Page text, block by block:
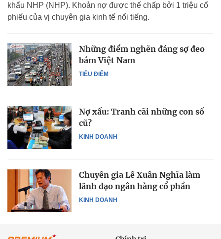
khẩu NHP (NHP). Khoản nợ được thế chấp bởi 1 triệu cổ
phiếu của vị chuyên gia kinh tế nổi tiếng.
TIÊU ĐIỂM
Những điểm nghẽn đáng sợ đeo
bám Việt Nam
KINH DOANH
Nợ xấu: Tranh cãi những con số
cũ?
KINH DOANH
Chuyên gia Lê Xuân Nghĩa làm
lãnh đạo ngân hàng cổ phần